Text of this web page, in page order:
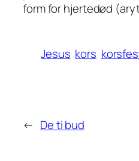
form for hjertedød
Jesus kors
← De ti bud